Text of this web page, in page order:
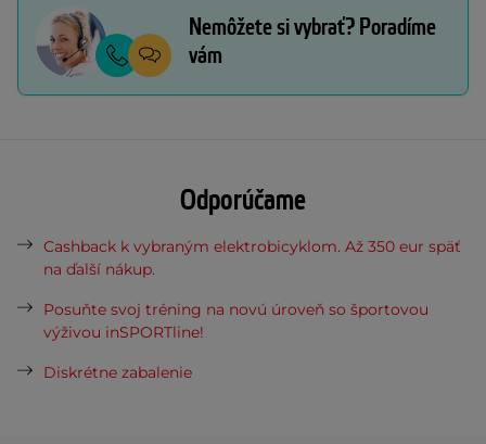
Nemôžete si vybrať? Poradíme
vám
Odporúčame
Cashback k vybraným elektrobicyklom. Až 350 eur späť
na ďalší nákup.
Posuňte svoj tréning na novú úroveň so športovou
výživou inSPORTline!
Diskrétne zabalenie